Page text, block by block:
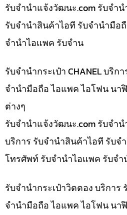
รับจํานําแจ้งวัฒนะ.com รับจำ
รับจำนำสินค้าไอที รับจำนำมือ
จำนำไอแพค รับจำน
รับจำนำกระเป๋า CHANEL บริ
จำนำมือถือ ไอแพค ไอโฟน นา
ต่างๆ
รับจํานําแจ้งวัฒนะ.com รับจำน
บริการ รับจำนำสินค้าไอที รับจ
โทรศัพท์ รับจำนำไอแพค รับจำ
รับจำนำกระเป๋าวิตตอง บริการ
จำนำมือถือ ไอแพค ไอโฟน นา